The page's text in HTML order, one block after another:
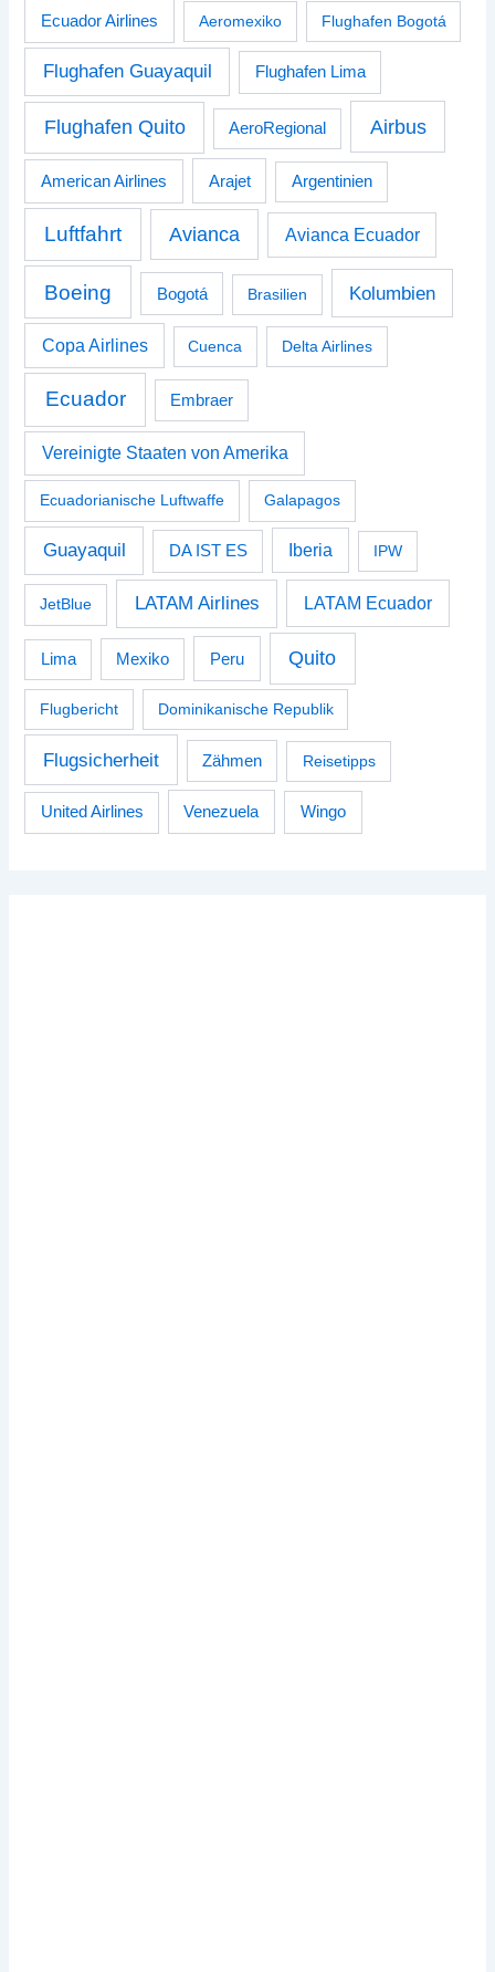
Ecuador Airlines Aeromexiko Flughafen Bogotá
Flughafen Guayaquil Flughafen Lima
Flughafen Quito AeroRegional Airbus
American Airlines Arajet Argentinien
Luftfahrt Avianca Avianca Ecuador
Boeing Bogotá Brasilien Kolumbien
Copa Airlines Cuenca Delta Airlines
Ecuador Embraer
Vereinigte Staaten von Amerika
Ecuadorianische Luftwaffe Galapagos
Guayaquil DA IST ES Iberia IPW
JetBlue LATAM Airlines LATAM Ecuador
Lima Mexiko Peru Quito
Flugbericht Dominikanische Republik
Flugsicherheit Zähmen Reisetipps
United Airlines Venezuela Wingo